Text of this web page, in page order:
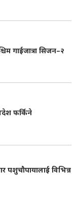
गाईजात्रा सिजन–२
फर्किने
पशुचौपायालाई विभिन्न